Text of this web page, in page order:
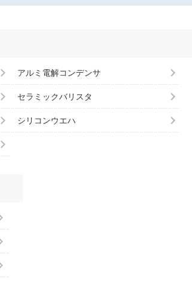
アルミ電解コンデンサ
セラミックバリスタ
シリコンウエハ